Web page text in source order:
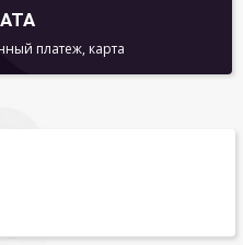
платеж, карта